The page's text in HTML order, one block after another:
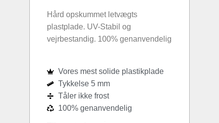
Hård opskummet letvægts
plastplade. UV-Stabil og
vejrbestandig. 100% genanvendelig
Vores mest solide plastikplade
Tykkelse 5 mm
Tåler ikke frost
100% genanvendelig